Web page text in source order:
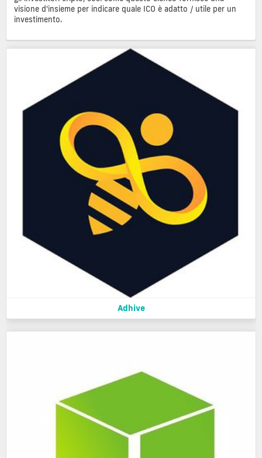
visione d'insieme per indicare quale ICO è adatto / utile per un
investimento.
Adhive